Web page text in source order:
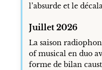
l’absurde et le
Juillet 2026
La saison
of musical en duo
forme de bilan